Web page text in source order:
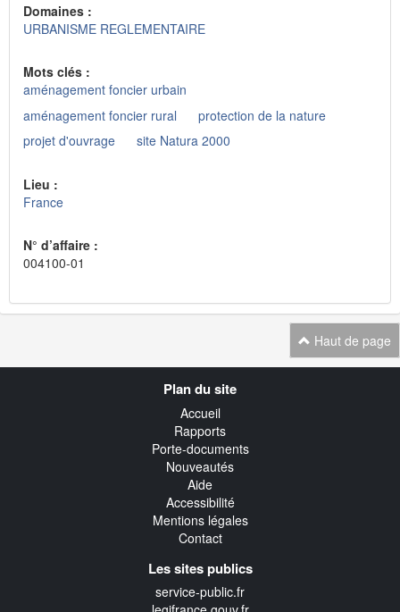
Domaines :
URBANISME REGLEMENTAIRE
Mots clés :
aménagement foncier urbain
aménagement foncier rural
protection de la nature
projet d'ouvrage
site Natura 2000
Lieu :
France
N° d’affaire :
004100-01
Haut de page
Plan du site
Accueil
Rapports
Porte-documents
Nouveautés
Aide
Accessibilité
Mentions légales
Contact
Les sites publics
service-public.fr